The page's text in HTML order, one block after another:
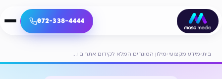
072-338-4444
בית›מידע מקצועי› מילון המונחים המלא לקידום אתרים ושיווק דיגיטלי